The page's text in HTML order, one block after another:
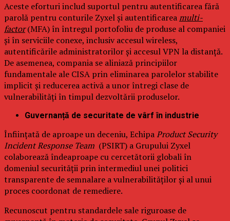
Aceste eforturi includ suportul pentru autentificarea fără
parolă pentru conturile Zyxel și autentificareamulti-
factor(MFA) în întregul portofoliu de produse al companiei
și în serviciile conexe, inclusiv accesul wireless,
autentificările administratorilor și accesul VPN la distanță.
De asemenea, compania se aliniază principiilor
fundamentale ale CISA prin eliminarea parolelor stabilite
implicit și reducerea activă a unor întregi clase de
vulnerabilități în timpul dezvoltării produselor.
Guvernanță de securitate de vârf în industrie
Înființată de aproape un deceniu, EchipaProduct Security
Incident Response Team (PSIRT) a Grupului Zyxel
colaborează îndeaproape cu cercetătorii globali în
domeniul securității prin intermediul unei politici
transparente de semnalare a vulnerabilităților și al unui
proces coordonat de remediere.
Recunoscut pentru standardele sale riguroase de